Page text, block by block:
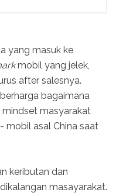
yang masuk ke
mobil yang jelek,
after salesnya.
bagaimana
mindset masyarakat
mobil asal China saat
keributan dan
masayarakat.